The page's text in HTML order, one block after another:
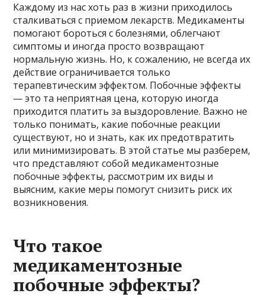
Каждому из нас хоть раз в жизни приходилось
сталкиваться с приемом лекарств. Медикаменты
помогают бороться с болезнями, облегчают
симптомы и иногда просто возвращают
нормальную жизнь. Но, к сожалению, не всегда их
действие ограничивается только
терапевтическим эффектом. Побочные эффекты
— это та неприятная цена, которую иногда
приходится платить за выздоровление. Важно не
только понимать, какие побочные реакции
существуют, но и знать, как их предотвратить
или минимизировать. В этой статье мы разберем,
что представляют собой медикаментозные
побочные эффекты, рассмотрим их виды и
выясним, какие меры помогут снизить риск их
возникновения.
Что такое
медикаментозные
побочные эффекты?